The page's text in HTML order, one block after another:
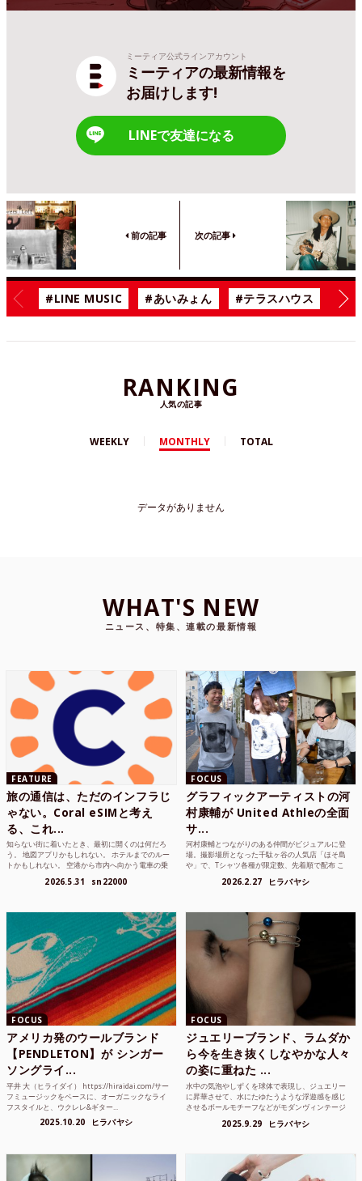
ミーティア公式ラインアカウント
ミーティアの最新情報を
お届けします!
LINEで友達になる
前の記事 次の記事
#LINE MUSIC #あいみょん #テラスハウス #漫
RANKING
人気の記事
WEEKLY MONTHLY TOTAL
データがありません
WHAT'S NEW
ニュース、特集、連載の最新情報
FEATURE
旅の通信は、ただのインフラじ
ゃない。Coral eSIMと考え
る、これ...
知らない街に着いたとき、最初に開くのは何だろ
う。 地図アプリかもしれない。 ホテルまでのルー
トかもしれない。 空港から市内へ向かう電車の乗
2026.5.31 sn22000
FOCUS
グラフィックアーティストの河
村康輔が United Athleの全面
サ...
河村康輔とつながりのある仲間がビジュアルに登
場。撮影場所となった千駄ヶ谷の人気店「ほそ島
や」で、Tシャツ各種が限定数、先着順で配布 こ
2026.2.27 ヒラバヤシ
FOCUS
アメリカ発のウールブランド
【PENDLETON】が シンガー
ソングライ...
平井 大（ヒライダイ） https://hiraidai.com/サー
フミュージックをベースに、オーガニックなライ
フスタイルと、ウクレレ&ギター...
2025.10.20 ヒラバヤシ
FOCUS
ジュエリーブランド、ラムダか
ら今を生き抜くしなやかな人々
の姿に重ねた ...
水中の気泡やしずくを球体で表現し、ジュエリー
に昇華させて、水にたゆたうような浮遊感を感じ
させるボールモチーフなどがモダンヴィンテージ
2025.9.29 ヒラバヤシ